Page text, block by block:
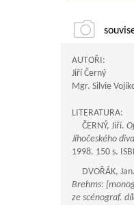
AUTOŘI:
Jiří Černý
Mgr. Silvie
LITERATURA:
ČERNÝ, Jiří.
Jihočeského
1998. 150 s.
DVOŘÁK, Jan.
Brehms:
ze scénograf.